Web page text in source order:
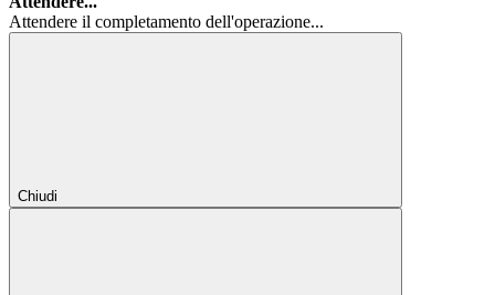
Attendere il completamento dell'operazione...
Chiudi